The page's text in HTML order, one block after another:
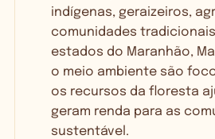
indígenas, geraizeiros,
comunidades
estados do Maranhão,
o meio ambiente são
os recursos da floresta
geram renda para as
sustentável.